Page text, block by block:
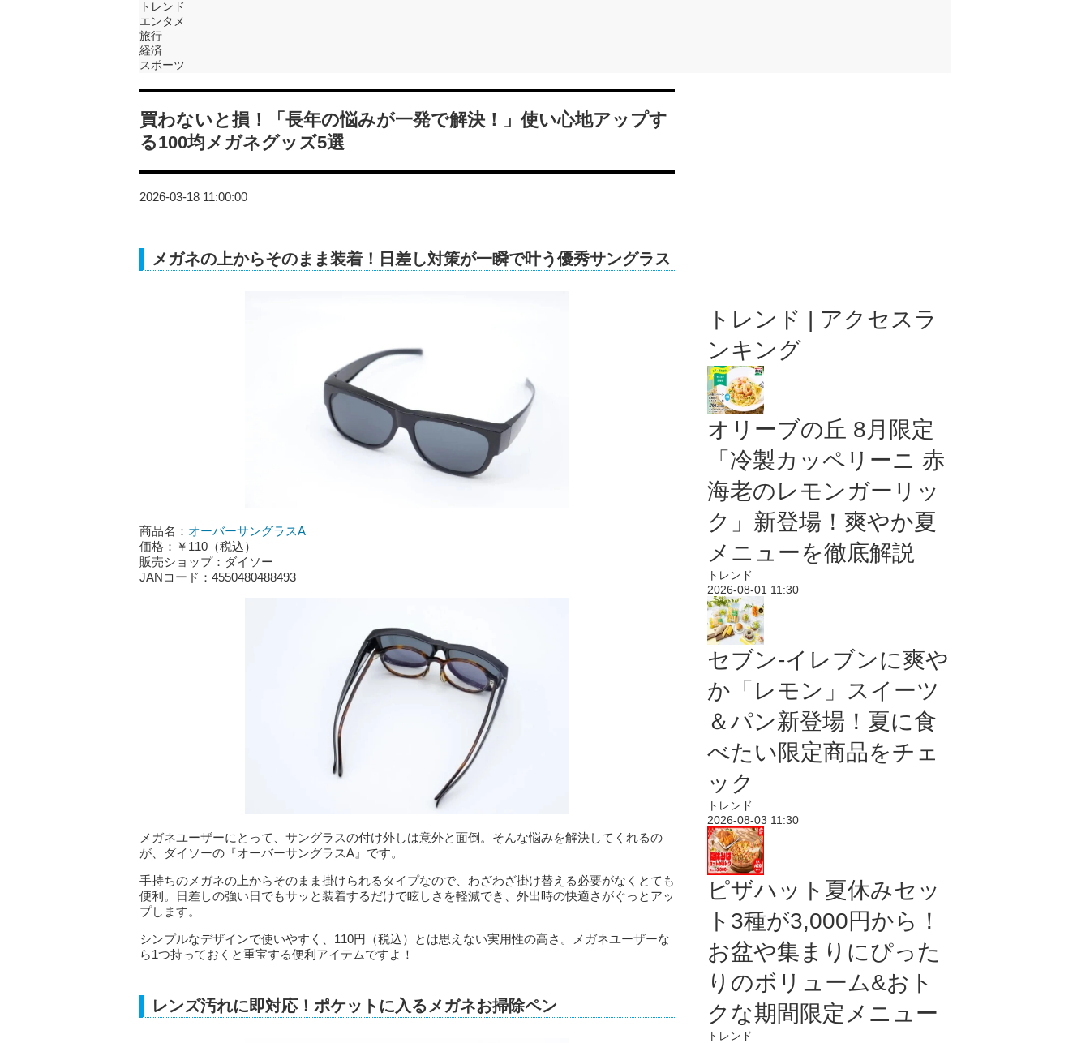
トレンド
エンタメ
旅行
経済
スポーツ
買わないと損！「長年の悩みが一発で解決！」使い心地アップす
る100均メガネグッズ5選
2026-03-18 11:00:00
メガネの上からそのまま装着！日差し対策が一瞬で叶う優秀サングラス
商品名： オーバーサングラスA
価格：￥110（税込）
販売ショップ：ダイソー
JANコード：4550480488493
メガネユーザーにとって、サングラスの付け外しは意外と面倒。そんな悩みを解決してくれるの
が、ダイソーの『オーバーサングラスA』です。
手持ちのメガネの上からそのまま掛けられるタイプなので、わざわざ掛け替える必要がなくとても
便利。日差しの強い日でもサッと装着するだけで眩しさを軽減でき、外出時の快適さがぐっとアッ
プします。
シンプルなデザインで使いやすく、110円（税込）とは思えない実用性の高さ。メガネユーザーな
ら1つ持っておくと重宝する便利アイテムですよ！
レンズ汚れに即対応！ポケットに入るメガネお掃除ペン
トレンド | アクセスラ
ンキング
オリーブの丘 8月限定
「冷製カッペリーニ 赤
海老のレモンガーリッ
ク」新登場！爽やか夏
メニューを徹底解説
トレンド
2026-08-01 11:30
セブン‐イレブンに爽や
か「レモン」スイーツ
＆パン新登場！夏に食
べたい限定商品をチェ
ック
トレンド
2026-08-03 11:30
ピザハット夏休みセッ
ト3種が3,000円から！
お盆や集まりにぴった
りのボリューム&おト
クな期間限定メニュー
トレンド